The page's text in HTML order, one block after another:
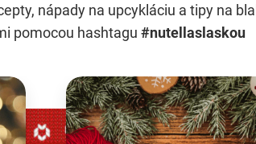
nápady na upcykláciu a tipy na
pomocou hashtagu #nutellaslaskou